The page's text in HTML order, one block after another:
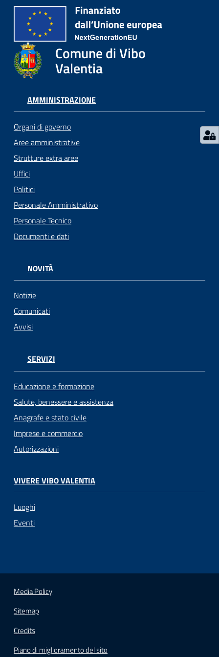
argomenti...
Seguici
su
Comune di Vibo
Valentia
AMMINISTRAZIONE
Organi di governo
Aree amministrative
Strutture extra aree
Uffici
Politici
Personale Amministrativo
Personale Tecnico
Documenti e dati
NOVITÀ
Notizie
Comunicati
Avvisi
SERVIZI
Educazione e formazione
Salute, benessere e assistenza
Anagrafe e stato civile
Imprese e commercio
Autorizzazioni
VIVERE VIBO VALENTIA
Luoghi
Eventi
Media Policy
Sitemap
Credits
Piano di miglioramento del sito